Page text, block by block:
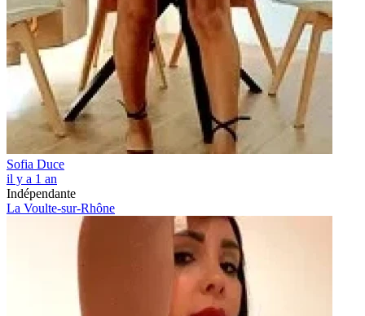
Sofia Duce
il y a 1 an
Indépendante
La Voulte-sur-Rhône